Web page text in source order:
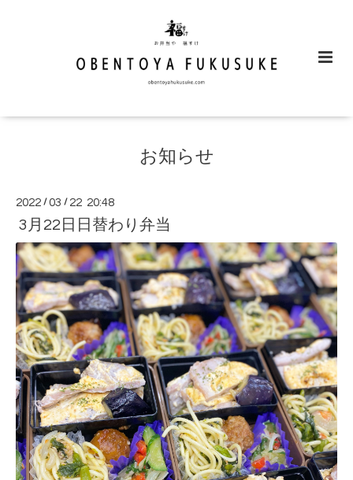
お知らせ
2022 /03 / 22 20:48
3月22日日替わり弁当